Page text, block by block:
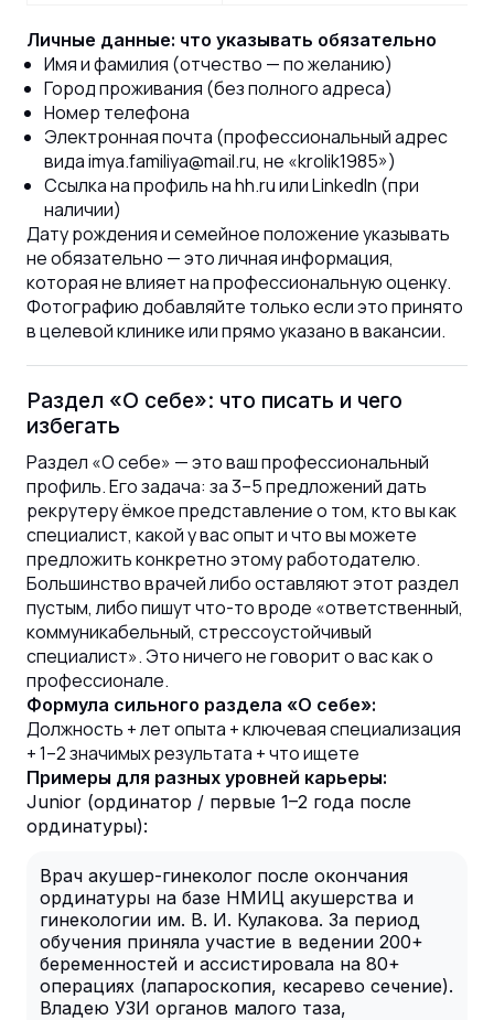
Личные данные: что указывать обязательно
Имя и фамилия (отчество — по желанию)
Город проживания (без полного адреса)
Номер телефона
Электронная почта (профессиональный адрес
вида imya.familiya@mail.ru, не «krolik1985»)
Ссылка на профиль на hh.ru или LinkedIn (при
наличии)
Дату рождения и семейное положение указывать
не обязательно — это личная информация,
которая не влияет на профессиональную оценку.
Фотографию добавляйте только если это принято
в целевой клинике или прямо указано в вакансии.
Раздел «О себе»: что писать и чего
избегать
Раздел «О себе» — это ваш профессиональный
профиль. Его задача: за 3–5 предложений дать
рекрутеру ёмкое представление о том, кто вы как
специалист, какой у вас опыт и что вы можете
предложить конкретно этому работодателю.
Большинство врачей либо оставляют этот раздел
пустым, либо пишут что-то вроде «ответственный,
коммуникабельный, стрессоустойчивый
специалист». Это ничего не говорит о вас как о
профессионале.
Формула сильного раздела «О себе»:
Должность + лет опыта + ключевая специализация
+ 1–2 значимых результата + что ищете
Примеры для разных уровней карьеры:
Junior (ординатор / первые 1–2 года после
ординатуры):
Врач акушер-гинеколог после окончания
ординатуры на базе НМИЦ акушерства и
гинекологии им. В. И. Кулакова. За период
обучения приняла участие в ведении 200+
беременностей и ассистировала на 80+
операциях (лапароскопия, кесарево сечение).
Владею УЗИ органов малого таза,